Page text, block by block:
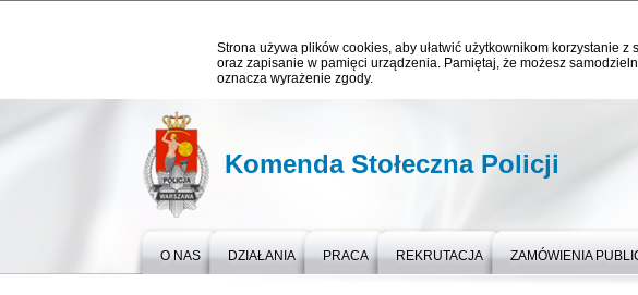
Strona używa plików cookies, aby ułatwić użytkownikom korzystanie
oraz zapisanie w pamięci urządzenia. Pamiętaj, że możesz
oznacza wyrażenie zgody.
Komenda Stołeczna Policji
O NAS DZIAŁANIA PRACA REKRUTACJA ZAMÓWIENIA